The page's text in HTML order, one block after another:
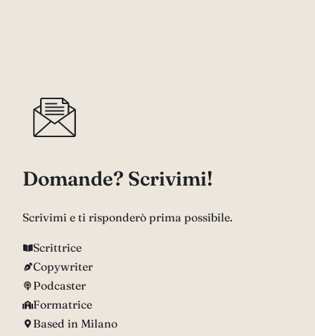
Domande? Scrivimi!
Scrivimi e ti risponderò prima possibile.
Scrittrice
Copywriter
Podcaster
Formatrice
Based in Milano